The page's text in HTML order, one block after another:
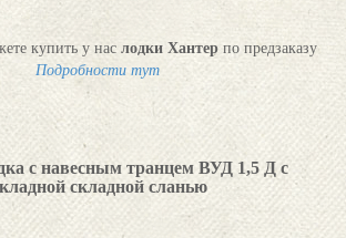
купить у нас лодки Хантер по предзаказу
Подробности тут
с навесным транцем ВУД 1,5 Д с
складной сланью